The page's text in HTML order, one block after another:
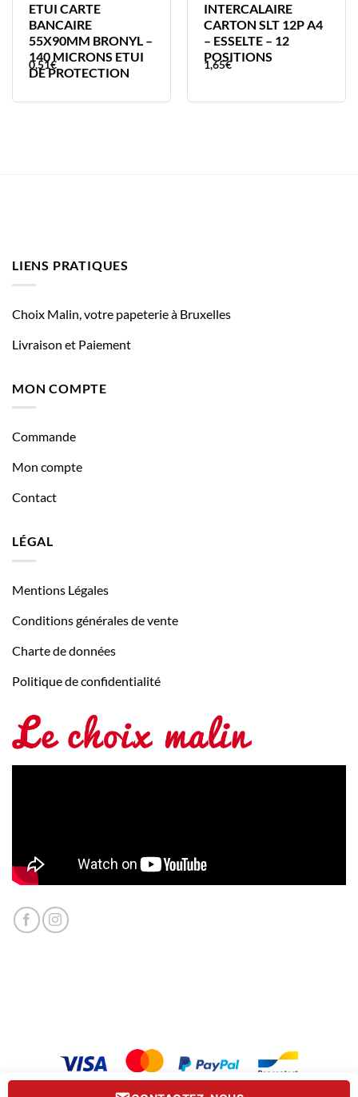
ETUI CARTE
BANCAIRE
55X90MM BRONYL –
140 MICRONS ETUI
DE PROTECTION
0,51€
INTERCALAIRE
CARTON SLT 12P A4
– ESSELTE – 12
POSITIONS
1,65€
LIENS PRATIQUES
Choix Malin, votre papeterie à Bruxelles
Livraison et Paiement
MON COMPTE
Commande
Mon compte
Contact
LÉGAL
Mentions Légales
Conditions générales de vente
Charte de données
Politique de confidentialité